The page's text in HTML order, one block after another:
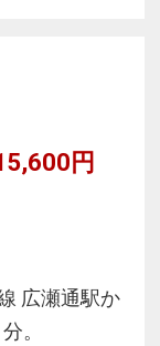
円
広瀬通駅か
。